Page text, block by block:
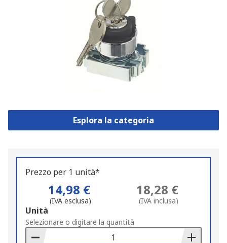
Esplora la categoria
Prezzo per 1 unità*
14,98 €
(IVA esclusa)
18,28 €
(IVA inclusa)
Add
to
Basket
Unità
Selezionare o digitare la quantità